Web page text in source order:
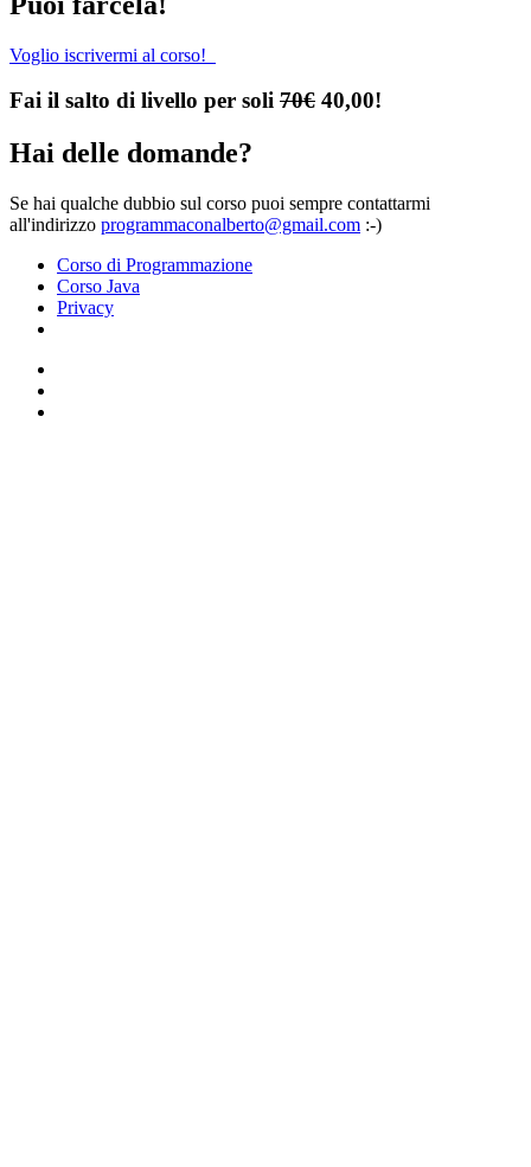
Voglio iscrivermi al corso!
Fai il salto di livello per soli 70€ 40,00!
Hai delle domande?
Se hai qualche dubbio sul corso puoi sempre contattarmi
all'indirizzo programmaconalberto@gmail.com :-)
Corso di Programmazione
Corso Java
Privacy